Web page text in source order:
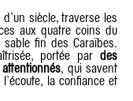
siècle, traverse les
aux quatre coins du
fin des Caraïbes.
portée par des
, qui savent
la confiance et